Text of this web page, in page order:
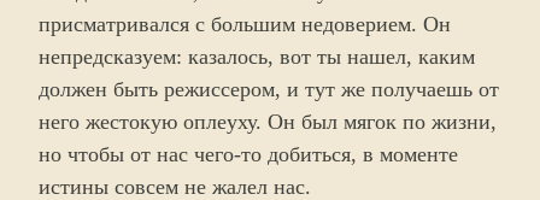
присматривался с большим недоверием. Он
непредсказуем: казалось, вот ты нашел, каким
должен быть режиссером, и тут же получаешь от
него жестокую оплеуху. Он был мягок по жизни,
но чтобы от нас чего-то добиться, в моменте
истины совсем не жалел нас.